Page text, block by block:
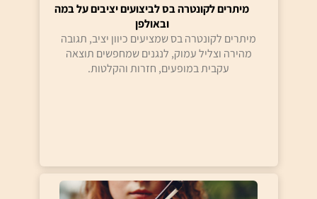
מיתרים לקונטרה בס לביצועים יציבים על במה
ובאולפן
מיתרים לקונטרה בס שמציעים כיוון יציב, תגובה
מהירה וצליל עמוק, לנגנים שמחפשים תוצאה
עקבית במופעים, חזרות והקלטות.